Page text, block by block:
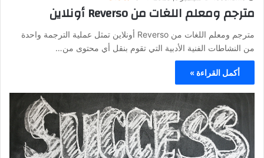
مترجم ومعلم اللغات من Reverso أونلاين
مترجم ومعلم اللغات من Reverso أونلاين تمثل عملية الترجمة واحدة
من النشاطات الفنية الأدبية التي تقوم بنقل أي محتوى من…
أكمل القراءة »